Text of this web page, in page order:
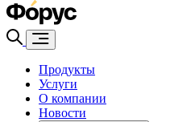
Продукты
Услуги
О компании
Новости